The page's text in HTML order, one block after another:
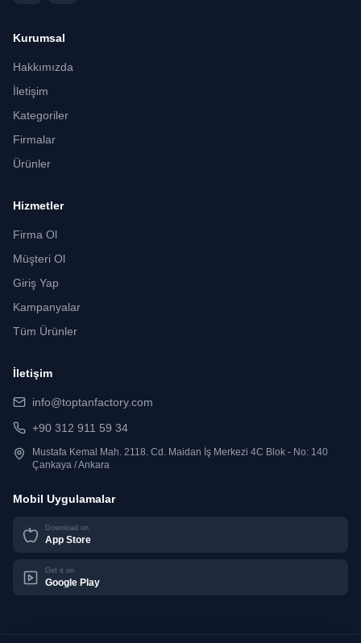
Kurumsal
Hakkımızda
İletişim
Kategoriler
Firmalar
Ürünler
Hizmetler
Firma Ol
Müşteri Ol
Giriş Yap
Kampanyalar
Tüm Ürünler
İletişim
info@toptanfactory.com
+90 312 911 59 34
Mustafa Kemal Mah. 2118. Cd. Maidan İş Merkezi 4C Blok - No: 140
Çankaya / Ankara
Mobil Uygulamalar
Download on
App Store
Get it on
Google Play